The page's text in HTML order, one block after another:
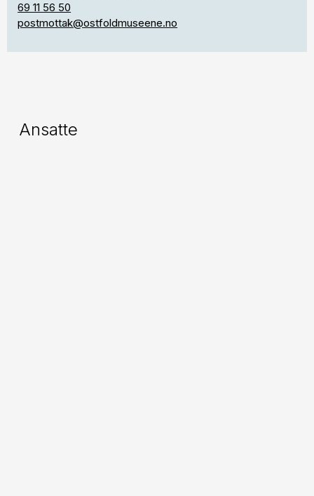
69 11 56 50
postmottak@ostfoldmuseene.no
Ansatte